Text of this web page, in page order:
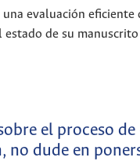
una evaluación
de su
el proceso de
no dude en